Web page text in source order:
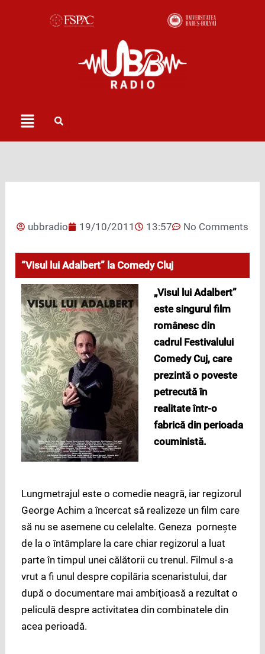
Menu
ubbradio 19/10/2011 13:57 No Comments
“Visul lui Adalbert” la Comedy Cluj
„Visul lui Adalbert”
este singurul film
românesc din
cadrul Festivalului
Comedy Cuj, care
prezintă o poveste
petrecută în
realitate într-o
fabrică din perioada
couministă.
Lungmetrajul este o comedie neagră, iar regizorul
George Achim a încercat să realizeze un film care
să nu se asemene cu celelalte. Geneza porneşte
de la o întâmplare la care chiar regizorul a luat
parte în timpul unei călătorii cu trenul. Filmul s-a
vrut a fi unul despre copilăria scenaristului, dar
după o documentare mai ambiţioasă a rezultat o
peliculă despre activitatea din combinatele din
acea perioadă.